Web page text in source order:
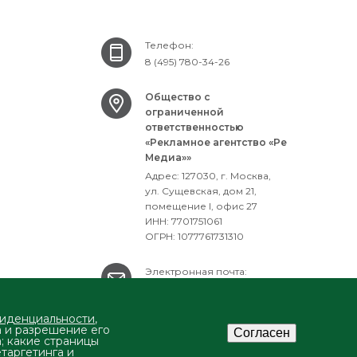
Телефон:
8 (495) 780-34-26
Общество с
ограниченной
ответственностью
«Рекламное агентство «Ре
Медиа»»
Адрес: 127030, г. Москва,
ул. Сущевская, дом 21,
помещение I, офис 27
ИНН: 7701751061
ОГРН: 1077761731310
Электронная почта:
,
и разрешение его
какие страницы
и
Согласен